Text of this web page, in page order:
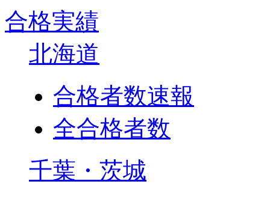
合格実績
北海道
合格者数速報
全合格者数
千葉・茨城